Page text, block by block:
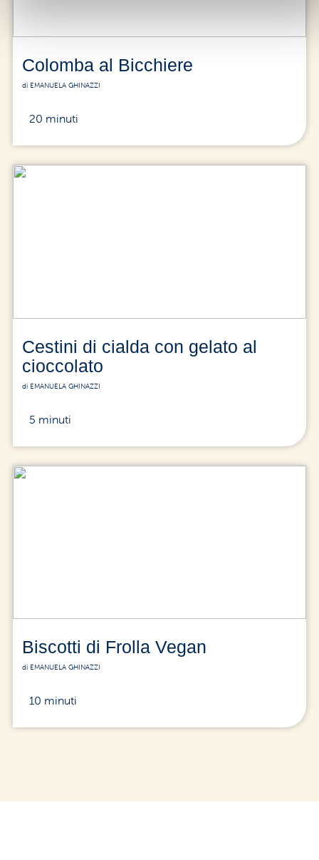
Colomba al Bicchiere
di EMANUELA GHINAZZI
20 minuti
Cestini di cialda con gelato al
cioccolato
di EMANUELA GHINAZZI
5 minuti
Biscotti di Frolla Vegan
di EMANUELA GHINAZZI
10 minuti